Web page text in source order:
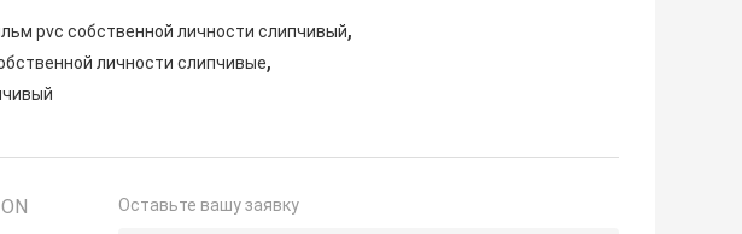
pvc собственной личности слипчивый,
личности слипчивые,
Оставьте вашу заявку